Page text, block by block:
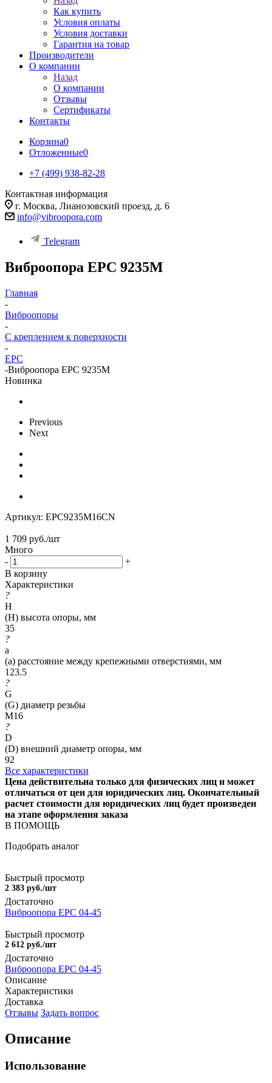
Как купить
Условия оплаты
Условия доставки
Гарантия на товар
Производители
О компании
Назад
О компании
Отзывы
Сертификаты
Контакты
Корзина0
Отложенные0
+7 (499) 938-82-28
Контактная информация
г. Москва, Лианозовский проезд, д. 6
info@vibroopora.com
Telegram
Виброопора EPC 9235M
Главная
-
Виброопоры
-
С креплением к поверхности
-
EPC
-Виброопора EPC 9235M
Новинка
Previous
Next
Артикул: EPC9235M16CN
1 709 руб./шт
Много
-
+
В корзину
Характеристики
?
H
(H) высота опоры, мм
35
?
a
(a) расстояние между крепежными отверстиями, мм
123.5
?
G
(G) диаметр резьбы
M16
?
D
(D) внешний диаметр опоры, мм
92
Все характеристики
Цена действительна только для физических лиц и может
отличаться от цен для юридических лиц. Окончательный
расчет стоимости для юридических лиц будет произведен
на этапе оформления заказа
В ПОМОЩЬ
Подобрать аналог
Быстрый просмотр
2 383 руб./шт
Достаточно
Виброопора EPC 04-45
Быстрый просмотр
2 612 руб./шт
Достаточно
Виброопора EPC 04-45
Описание
Характеристики
Доставка
Отзывы Задать вопрос
Описание
Использование